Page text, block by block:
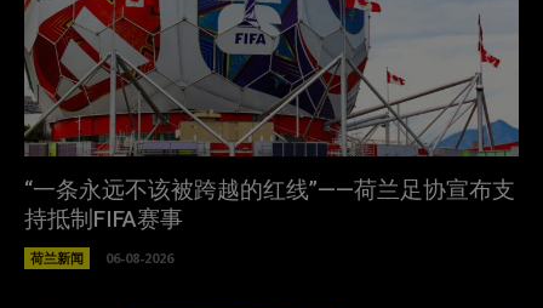
“一条永远不该被跨越的红线”——荷兰足协宣布支
持抵制FIFA赛事
荷兰新闻 06-08-2026